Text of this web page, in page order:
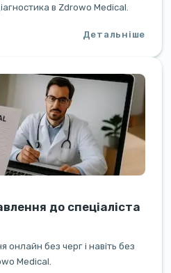
в Zdrowo Medical.
Детальніше
до спеціаліста
без черг і навіть без
Medical.